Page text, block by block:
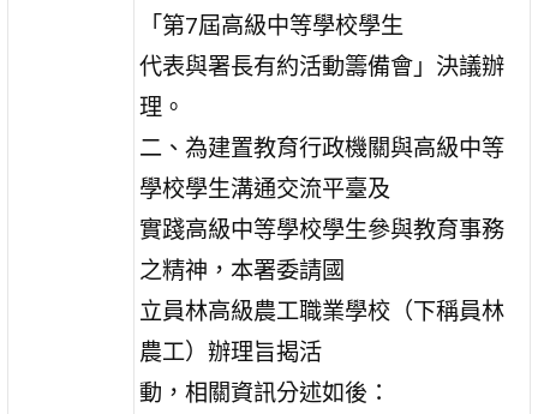
「第7屆高級中等學校學生
代表與署長有約活動籌備會」決議辦
理。
二、為建置教育行政機關與高級中等
學校學生溝通交流平臺及
實踐高級中等學校學生參與教育事務
之精神，本署委請國
立員林高級農工職業學校（下稱員林
農工）辦理旨揭活
動，相關資訊分述如後：